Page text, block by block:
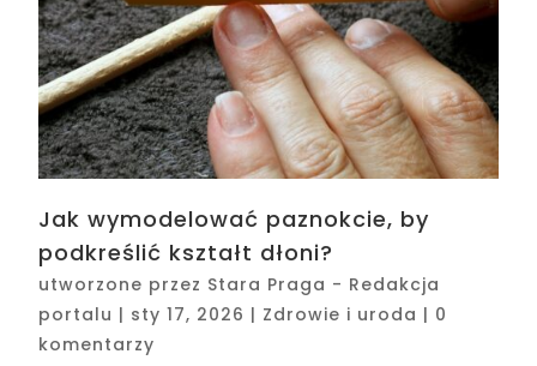
Jak wymodelować paznokcie, by
podkreślić kształt dłoni?
utworzone przez Stara Praga - Redakcja
portalu | sty 17, 2026 | Zdrowie i uroda | 0
komentarzy